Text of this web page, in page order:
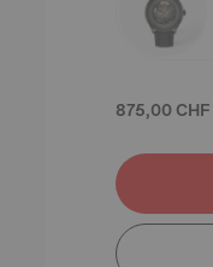
875,00 CHF